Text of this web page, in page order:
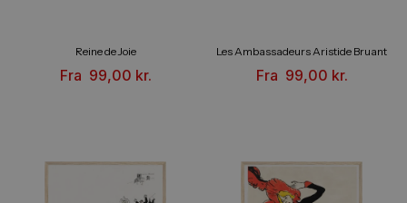
Reine de Joie
Fra 99,00 kr.
Les Ambassadeurs Aristide Bruant
Fra 99,00 kr.